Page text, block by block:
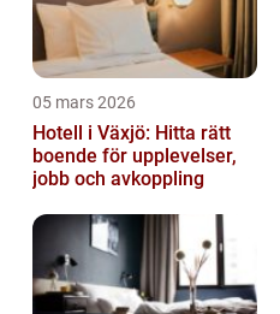
05 mars 2026
Hotell i Växjö: Hitta rätt
boende för upplevelser,
jobb och avkoppling